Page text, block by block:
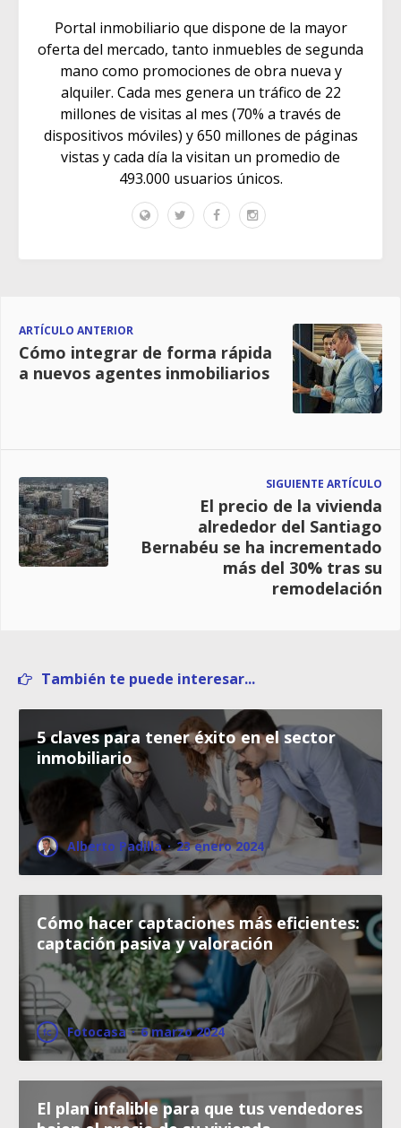
Portal inmobiliario que dispone de la mayor
oferta del mercado, tanto inmuebles de segunda
mano como promociones de obra nueva y
alquiler. Cada mes genera un tráfico de 22
millones de visitas al mes (70% a través de
dispositivos móviles) y 650 millones de páginas
vistas y cada día la visitan un promedio de
493.000 usuarios únicos.
ARTÍCULO ANTERIOR
Cómo integrar de forma rápida
a nuevos agentes inmobiliarios
SIGUIENTE ARTÍCULO
El precio de la vivienda
alrededor del Santiago
Bernabéu se ha incrementado
más del 30% tras su
remodelación
También te puede interesar...
5 claves para tener éxito en el sector
inmobiliario
Alberto Padilla · 23 enero 2024
Cómo hacer captaciones más eficientes:
captación pasiva y valoración
Fotocasa · 6 marzo 2024
El plan infalible para que tus vendedores